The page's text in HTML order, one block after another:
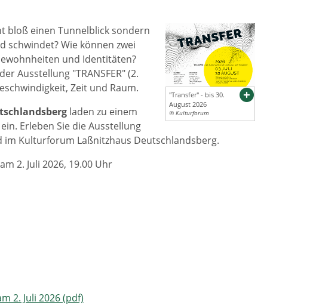
"Transfer" - bis 30.
August 2026
© Kulturforum
bloß einen Tunnelblick sondern
schwindet? Wie können zwei
und Identitäten?
Ausstellung "TRANSFER" (2.
Zeit und Raum.
laden zu einem
Erleben Sie die Ausstellung
Kulturforum Laßnitzhaus Deutschlandsberg.
2. Juli 2026, 19.00 Uhr
2. Juli 2026 (pdf)